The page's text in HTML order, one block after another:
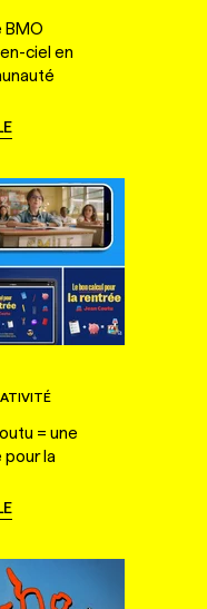
BMO
ciel en
= une
la